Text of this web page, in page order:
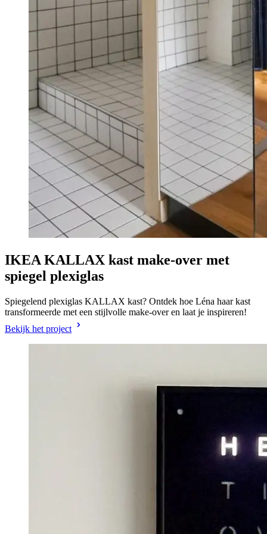
IKEA KALLAX kast make-over met
spiegel plexiglas
Spiegelend plexiglas KALLAX kast? Ontdek hoe Léna haar kast
transformeerde met een stijlvolle make-over en laat je inspireren!
Bekijk het project